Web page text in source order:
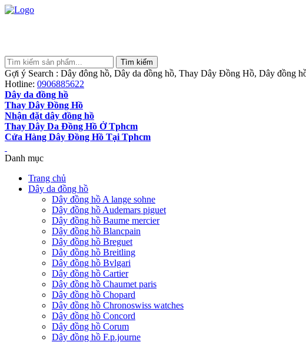
Gợi ý Search : Dây đông hồ, Dây da đồng hồ, Thay Dây Đồng Hồ, Dây đồng
Hotline: 0906885622
Dây da đồng hồ
Thay Dây Đồng Hồ
Nhận đặt dây đồng hồ
Thay Dây Da Đồng Hồ Ở Tphcm
Cửa Hàng Dây Đồng Hồ Tại Tphcm
Danh mục
Trang chủ
Dây da đồng hồ
Dây đồng hồ A lange sohne
Dây đồng hồ Audemars piguet
Dây đồng hồ Baume mercier
Dây đồng hồ Blancpain
Dây đồng hồ Breguet
Dây đồng hồ Breitling
Dây đồng hồ Bvlgari
Dây đồng hồ Cartier
Dây đồng hồ Chaumet paris
Dây đồng hồ Chopard
Dây đồng hồ Chronoswiss watches
Dây đồng hồ Concord
Dây đồng hồ Corum
Dây đồng hồ F.p.journe